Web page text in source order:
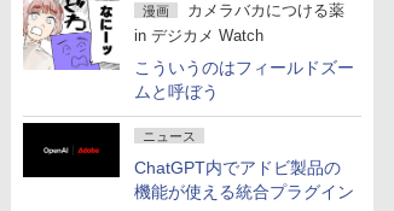
漫画
カメラバカにつける薬
in デジカメ Watch
こういうのはフィールドズー
ムと呼ぼう
ニュース
ChatGPT内でアドビ製品の
機能が使える統合プラグイン